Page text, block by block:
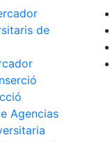
de
Agencias